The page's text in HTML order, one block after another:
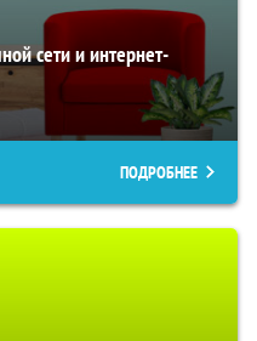
сети и интернет-
ПОДРОБНЕЕ